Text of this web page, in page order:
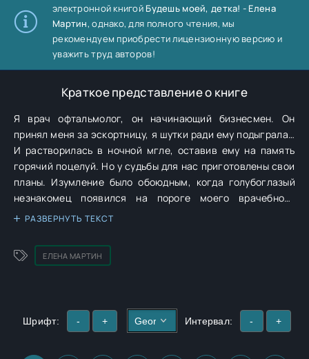
электронной книгой Будешь моей, детка! - Елена
Мартин, однако, для полного чтения, мы
рекомендуем приобрести лицензионную версию и
уважить труд авторов!
Краткое представление о книге
Я врач офтальмолог, он начинающий бизнесмен. Он
принял меня за эскортницу, я шутки ради ему подыграла…
И растворилась в ночной мгле, оставив ему на память
горячий поцелуй. Но у судьбы для нас приготовлены свои
планы. Изумление было обоюдным, когда голубоглазый
незнакомец появился на пороге моего врачебного
кабинета со своей маленькой дочкой … Любовь между
Получится у нас быть счастливыми?
РАЗВЕРНУТЬ ТЕКСТ
ЕЛЕНА МАРТИН
Шрифт: - + Интервал: - +